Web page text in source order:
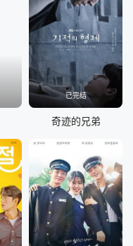
已完结
奇迹的兄弟